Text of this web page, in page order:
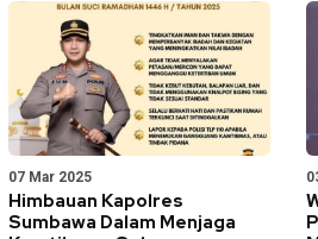
07 Mar 2025
Himbauan Kapolres
Sumbawa Dalam Menjaga